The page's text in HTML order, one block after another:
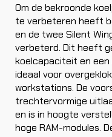
Om de bekroonde
te verbeteren heeft
en de twee Silent
verbeterd. Dit heeft
koelcapaciteit en een
ideaal voor
workstations. De
trechtervormige
en is in hoogte
hoge RAM-modules.